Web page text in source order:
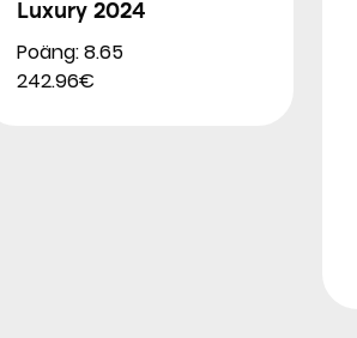
Luxury 2024
Poäng: 8.65
242.96€